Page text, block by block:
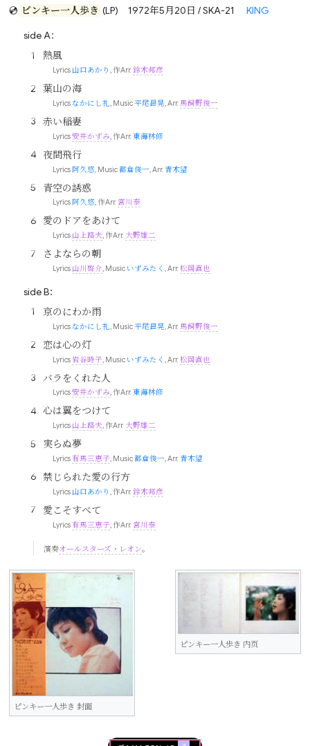
💿 ピンキー一人歩き (LP)1972年5月20日 / SKA-21
KING
side A：
熱風
Lyrics 山口あかり, 作Arr.鈴木邦彦
葉山の海
Lyrics なかにし礼, Music平尾昌晃, Arr.馬飼野俊一
赤い稲妻
Lyrics安井かずみ, 作Arr.東海林修
夜間飛行
Lyrics阿久悠 , Music都倉俊一 , Arr. 青木望
青空の誘惑
Lyrics 阿久悠, 作Arr. 宮川泰
愛のドアをあけて
Lyrics 山上路夫, 作Arr. 大野雄二
さよならの朝
Lyrics 山川啓介, Music いずみたく, Arr.松岡直也
side B：
京のにわか雨
Lyrics なかにし礼, Music平尾昌晃, Arr.馬飼野俊一
恋は心の灯
Lyrics岩谷時子 , Music いずみたく , Arr.松岡直也
バラをくれた人
Lyrics安井かずみ, 作Arr.東海林修
心は翼をつけて
Lyrics 山上路夫, 作Arr. 大野雄二
実らぬ夢
Lyrics有馬三恵子, Music都倉俊一, Arr. 青木望
禁じられた愛の行方
Lyrics 山口あかり, 作Arr.鈴木邦彦
愛こそすべて
Lyrics有馬三恵子 , 作Arr. 宮川泰
演奏オールスターズ・レオン。
ピンキー一人歩き 封面
ピンキー一人歩き 内页